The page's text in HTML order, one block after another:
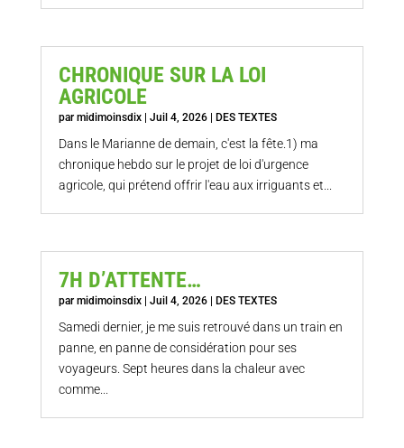
CHRONIQUE SUR LA LOI
AGRICOLE
par midimoinsdix| Juil 4, 2026| DES TEXTES
Dans le Marianne de demain, c'est la fête.1) ma
chronique hebdo sur le projet de loi d'urgence
agricole, qui prétend offrir l'eau aux irriguants et...
7H D’ATTENTE…
par midimoinsdix| Juil 4, 2026| DES TEXTES
Samedi dernier, je me suis retrouvé dans un train en
panne, en panne de considération pour ses
voyageurs. Sept heures dans la chaleur avec
comme...